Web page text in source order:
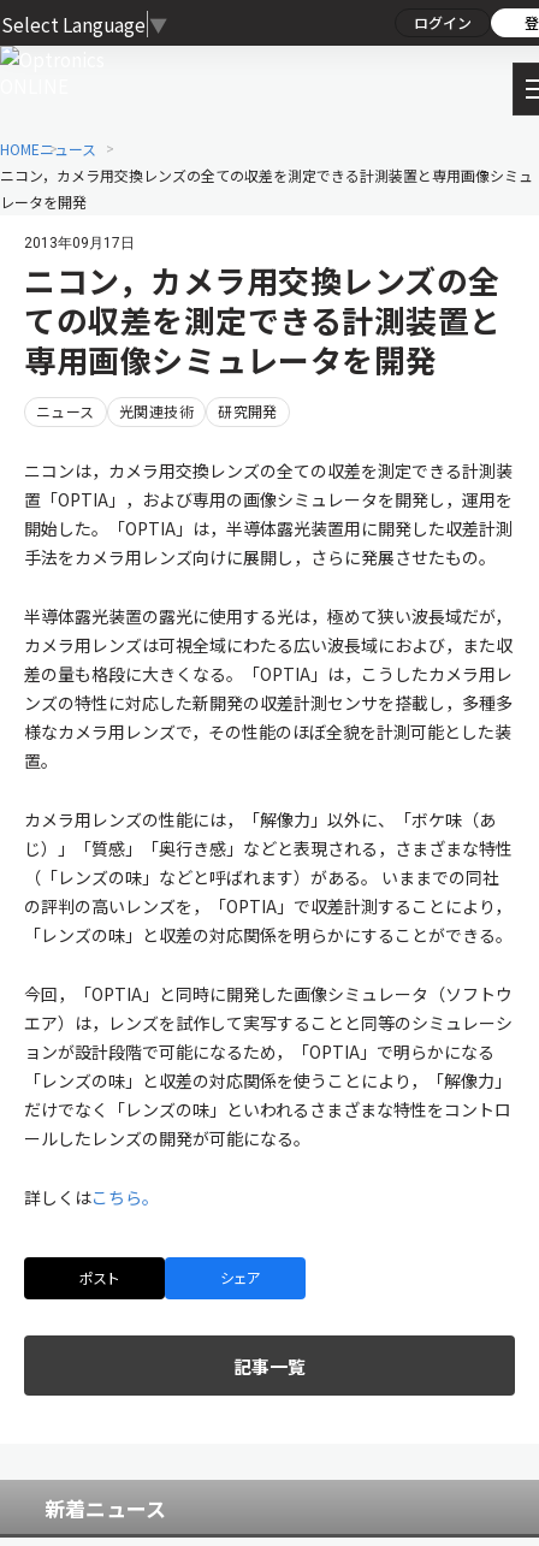
Select Language ▼ ログイン
HOMEニュース
ニコン，カメラ用交換レンズの全ての収差を測定できる計測装置と専用画像シミュ
レータを開発
2013年09月17日
ニコン，カメラ用交換レンズの全
ての収差を測定できる計測装置と
専用画像シミュレータを開発
ニュース 光関連技術 研究開発
ニコンは，カメラ用交換レンズの全ての収差を測定できる計測装
置「OPTIA」，および専用の画像シミュレータを開発し，運用を
開始した。「OPTIA」は，半導体露光装置用に開発した収差計測
手法をカメラ用レンズ向けに展開し，さらに発展させたもの。
半導体露光装置の露光に使用する光は，極めて狭い波長域だが，
カメラ用レンズは可視全域にわたる広い波長域におよび，また収
差の量も格段に大きくなる。「OPTIA」は，こうしたカメラ用レ
ンズの特性に対応した新開発の収差計測センサを搭載し，多種多
様なカメラ用レンズで，その性能のほぼ全貌を計測可能とした装
置。
カメラ用レンズの性能には，「解像力」以外に、「ボケ味（あ
じ）」「質感」「奥行き感」などと表現される，さまざまな特性
（「レンズの味」などと呼ばれます）がある。 いままでの同社
の評判の高いレンズを，「OPTIA」で収差計測することにより，
「レンズの味」と収差の対応関係を明らかにすることができる。
今回，「OPTIA」と同時に開発した画像シミュレータ（ソフトウ
エア）は，レンズを試作して実写することと同等のシミュレーシ
ョンが設計段階で可能になるため，「OPTIA」で明らかになる
「レンズの味」と収差の対応関係を使うことにより，「解像力」
だけでなく「レンズの味」といわれるさまざまな特性をコントロ
ールしたレンズの開発が可能になる。
詳しくはこちら。
ポスト シェア
記事一覧
新着ニュース